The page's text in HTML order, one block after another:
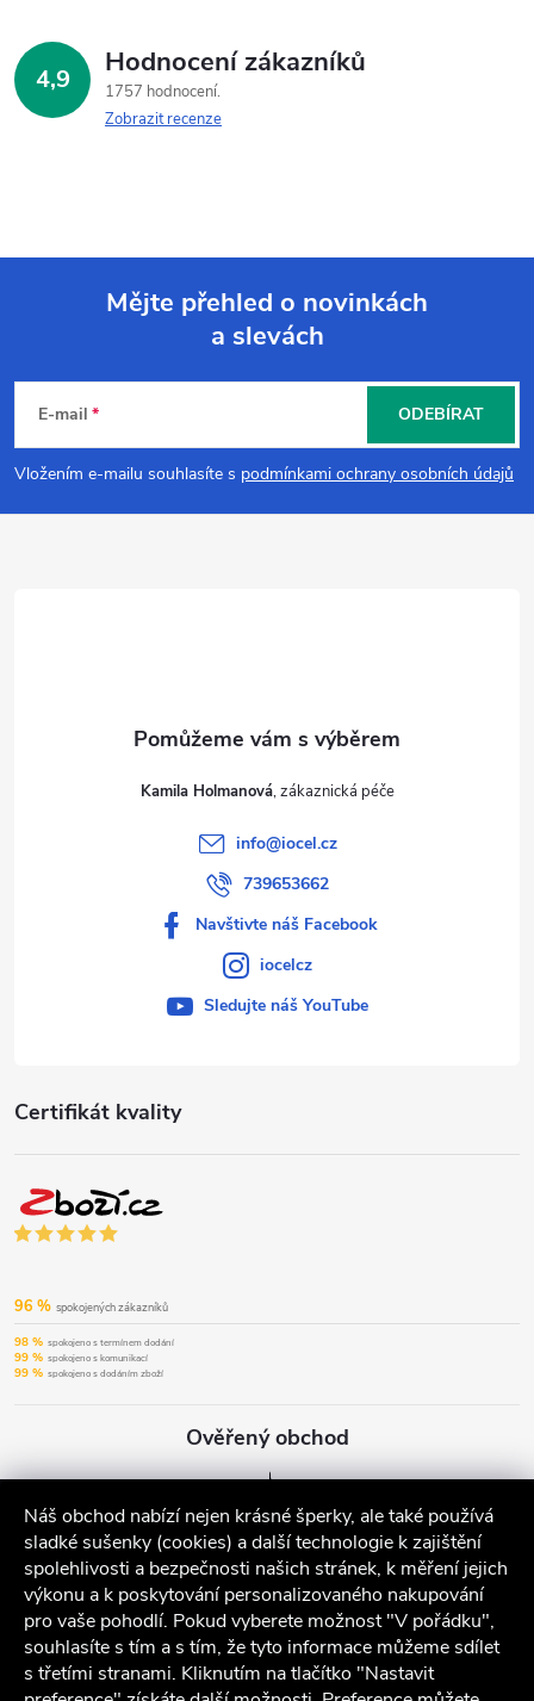
Náš obchod nabízí nejen krásné šperky, ale také používá
sladké sušenky (cookies) a další technologie k zajištění
spolehlivosti a bezpečnosti našich stránek, k měření jejich
výkonu a k poskytování personalizovaného nakupování
pro vaše pohodlí. Pokud vyberete možnost "V pořádku",
souhlasíte s tím a s tím, že tyto informace můžeme sdílet
s třetími stranami. Kliknutím na tlačítko "Nastavit
4,9 Hodnocení zákazníků
1757 hodnocení
Zobrazit recenze
p
Mějte přehled o novinkách
a slevách
E-mail
Vložením e-mailu souhlasíte s podmínkami ochrany osobních údajů
ODEBÍRAT
Certifikát kvality
96 % spokojených zákazníků
98 % spokojeno s termínem dodání
99 % spokojeno s komunikací
99 % spokojeno s dodáním zboží
Ověřený obchod
Kamila Holmanová
info@iocel.cz
739653662
Navštivte náš Facebook
iocelcz
Sledujte náš YouTube